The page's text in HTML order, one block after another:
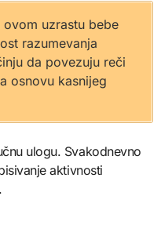
ovom uzrastu bebe
razumevanja
da povezuju reči
osnovu kasnijeg
ulogu. Svakodnevno
aktivnosti